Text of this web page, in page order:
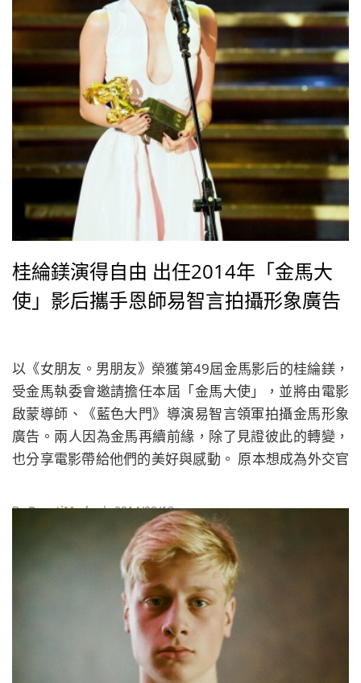
桂綸鎂演得自由 出任2014年「金馬大
使」影后攜手恩師易智言拍攝形象廣告
以《女朋友。男朋友》榮獲第49屆金馬影后的桂綸鎂，
受金馬執委會邀請擔任本屆「金馬大使」，並將由電影
啟蒙導師、《藍色大門》導演易智言領軍拍攝金馬形象
廣告。兩人因為金馬再續前緣，除了見證彼此的轉變，
也分享電影帶給他們的美好與感動。 原本想成為外交官
展開她與電影的第一次接觸。在易智言的打造下，桂綸
鎂以清新自然的表演成為影迷心中經典的青春形象。然
而出道十二年來，桂綸鎂展現高度的企圖心，挑戰各種
不同類型，磨練演技，表現有口皆碑。2012年，她以
《女朋友。男朋友》首次入
ByBeautiMode| 2014/08/13